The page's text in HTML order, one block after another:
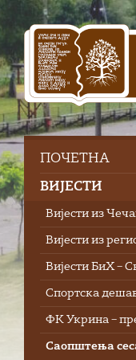
Skip
content
Skip
left
sidebar
Skip
right
sidebar
Skip
footer
ПOЧЕТНА
ВИЈЕСТИ
Вијести из
Вијести из
Вијести БиХ –
Спортска
ФК Укрина –
Саопштења